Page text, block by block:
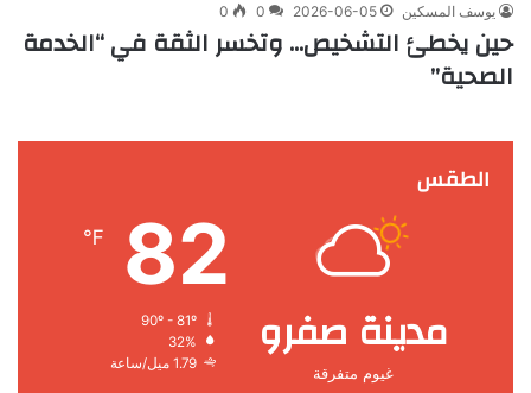
يوسف المسكين 2026-06-05
0
0
حين يخطئ التشخيص… وتخسر الثقة في “الخدمة
الصحية”
الطقس
مدينة صفرو
غيوم متفرقة
82
℉
32%
1.79 ميل/ساعة